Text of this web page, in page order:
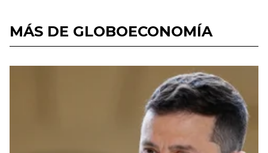
MÁS DE GLOBOECONOMÍA